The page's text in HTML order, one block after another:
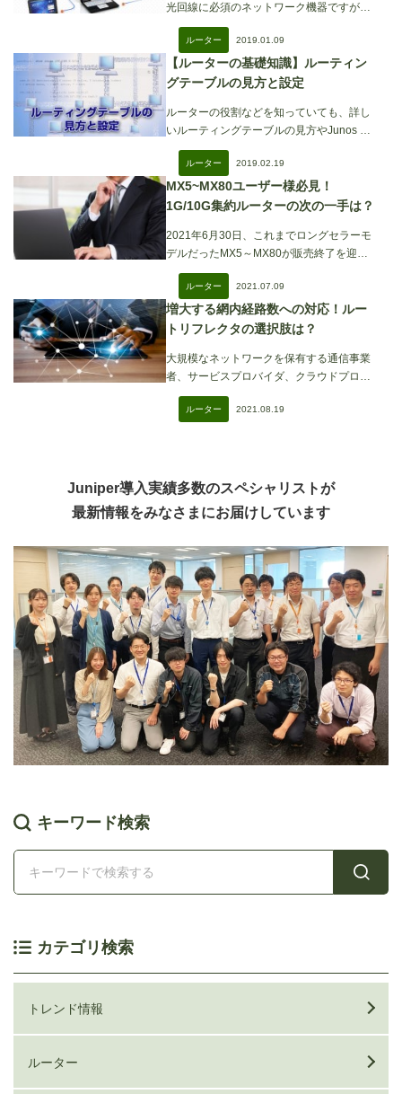
光回線に必須のネットワーク機器ですが、
その役割やな
ルーター 2019.01.09
【ルーターの基礎知識】ルーティン
グテーブルの見方と設定
ルーターの役割などを知っていても、詳し
いルーティングテーブルの見方やJunos OS
にお
ルーター 2019.02.19
MX5~MX80ユーザー様必見！
1G/10G集約ルーターの次の一手は？
2021年6月30日、これまでロングセラーモ
デルだったMX5～MX80が販売終了を迎え
ルーター 2021.07.09
増大する網内経路数への対応！ルー
トリフレクタの選択肢は？
大規模なネットワークを保有する通信事業
者、サービスプロバイダ、クラウドプロバ
イダのバック
ルーター 2021.08.19
Juniper導入実績多数のスペシャリストが
最新情報をみなさまにお届けしています
キーワード検索
カテゴリ検索
トレンド情報
ルーター